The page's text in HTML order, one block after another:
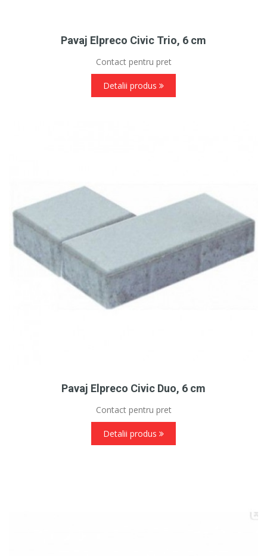
Pavaj Elpreco Civic Trio, 6 cm
Contact pentru pret
Detalii produs
Pavaj Elpreco Civic Duo, 6 cm
Contact pentru pret
Detalii produs